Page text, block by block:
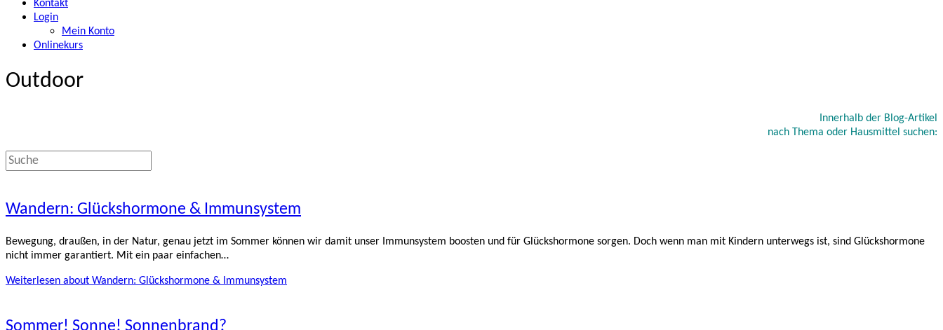
Kontakt
Login
Mein Konto
Onlinekurs
Outdoor
Innerhalb der Blog-Artikel
nach Thema oder Hausmittel suchen:
Wandern: Glückshormone & Immunsystem
Bewegung, draußen, in der Natur, genau jetzt im Sommer können wir damit unser Immunsystem boosten und für Glückshormone sorgen. Doch wenn man mit Kindern unterwegs ist, sind Glückshormone
nicht immer garantiert. Mit ein paar einfachen…
Weiterlesen about Wandern: Glückshormone & Immunsystem
Sommer! Sonne! Sonnenbrand?